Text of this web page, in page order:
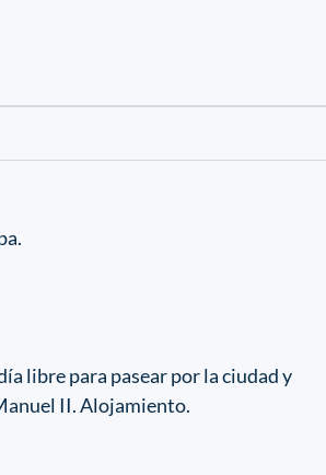
libre para pasear por la ciudad y
II. Alojamiento.